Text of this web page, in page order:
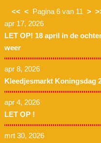
<< <Pagina 6 van 11 >
apr 17, 2026
LET OP! 18 april in de
weer
apr 8, 2026
Kleedjesmarkt Koningsdag
apr 4, 2026
LET OP !
mrt 30, 2026